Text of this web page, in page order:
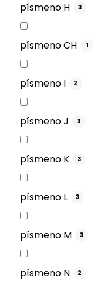
písmeno H 3
písmeno CH 1
písmeno I 2
písmeno J 3
písmeno K 3
písmeno L 3
písmeno M 3
písmeno N 2